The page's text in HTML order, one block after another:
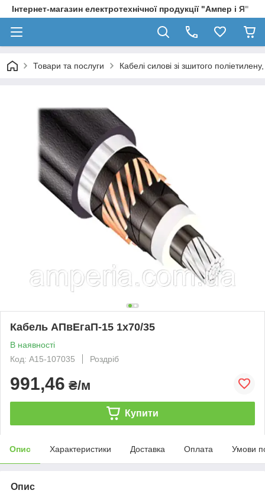
Інтернет-магазин електротехнічної продукції "Ампер і Я"
Товари та послуги Кабелі силові зі зшитого
Кабель АПвЕгаП-15 1х70/35
В наявності
Код: А15-107035
Роздріб
991,46 ₴/м
Купити
Опис Характеристики Доставка Оплата Умови
Опис